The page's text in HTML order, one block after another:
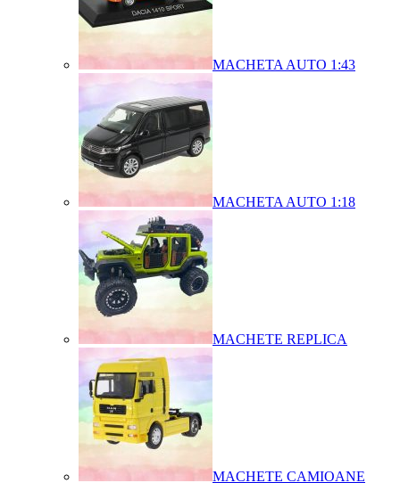
MACHETA AUTO 1:43
MACHETA AUTO 1:18
MACHETE REPLICA
MACHETE CAMIOANE